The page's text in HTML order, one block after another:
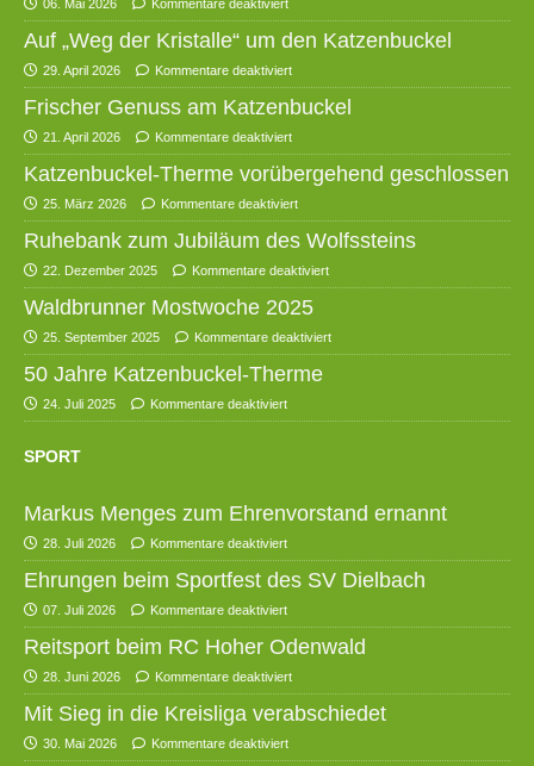
06. Mai 2026 Kommentare deaktiviert
Auf „Weg der Kristalle“ um den Katzenbuckel
29. April 2026 Kommentare deaktiviert
Frischer Genuss am Katzenbuckel
21. April 2026 Kommentare deaktiviert
Katzenbuckel-Therme vorübergehend geschlossen
25. März 2026 Kommentare deaktiviert
Ruhebank zum Jubiläum des Wolfssteins
22. Dezember 2025 Kommentare deaktiviert
Waldbrunner Mostwoche 2025
25. September 2025 Kommentare deaktiviert
50 Jahre Katzenbuckel-Therme
24. Juli 2025 Kommentare deaktiviert
SPORT
Markus Menges zum Ehrenvorstand ernannt
28. Juli 2026 Kommentare deaktiviert
Ehrungen beim Sportfest des SV Dielbach
07. Juli 2026 Kommentare deaktiviert
Reitsport beim RC Hoher Odenwald
28. Juni 2026 Kommentare deaktiviert
Mit Sieg in die Kreisliga verabschiedet
30. Mai 2026 Kommentare deaktiviert